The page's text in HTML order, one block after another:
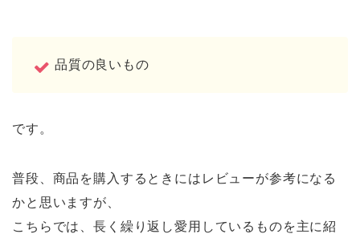
品質の良いもの
です。
普段、商品を購入するときにはレビューが参考になる
かと思いますが、
こちらでは、長く繰り返し愛用しているものを主に紹